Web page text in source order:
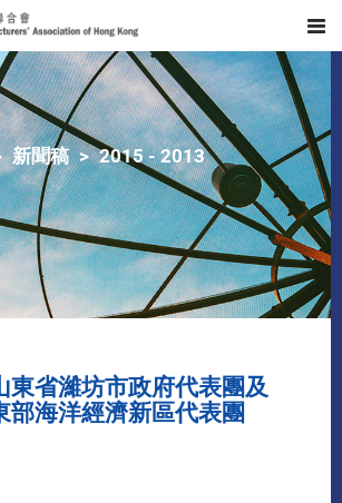
新聞稿 2015 - 2013
東省濰坊市政府代表團及
部海洋經濟新區代表團